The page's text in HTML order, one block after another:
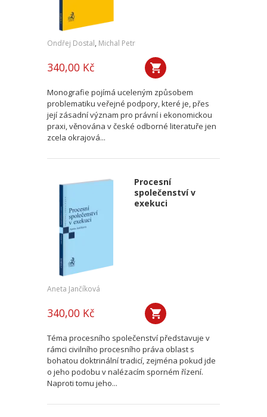
Ondřej Dostal, Michal Petr
340,00 Kč
Monografie pojímá uceleným způsobem
problematiku veřejné podpory, které je, přes
její zásadní význam pro právní i ekonomickou
praxi, věnována v české odborné literatuře jen
zcela okrajová...
Procesní
společenství v
exekuci
Aneta Jančíková
340,00 Kč
Téma procesního společenství představuje v
rámci civilního procesního práva oblast s
bohatou doktrinální tradicí, zejména pokud jde
o jeho podobu v nalézacím sporném řízení.
Naproti tomu jeho...